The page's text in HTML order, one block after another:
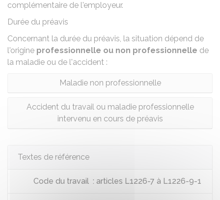
complémentaire de l'employeur.
Durée du préavis
Concernant la durée du préavis, la situation dépend de
l'origine professionnelle ou non professionnelle de
la maladie ou de l'accident :
Maladie non professionnelle
Accident du travail ou maladie professionnelle
intervenu en cours de préavis
Textes de référence
Code du travail : articles L1226-7 à L1226-9-1